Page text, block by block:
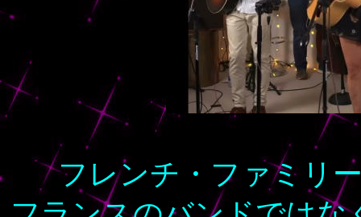
フレンチ・ファミリ